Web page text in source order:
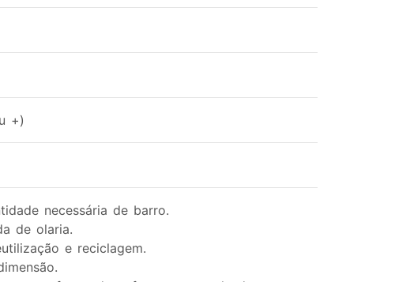
+)
necessária de barro.
de olaria.
e reciclagem.